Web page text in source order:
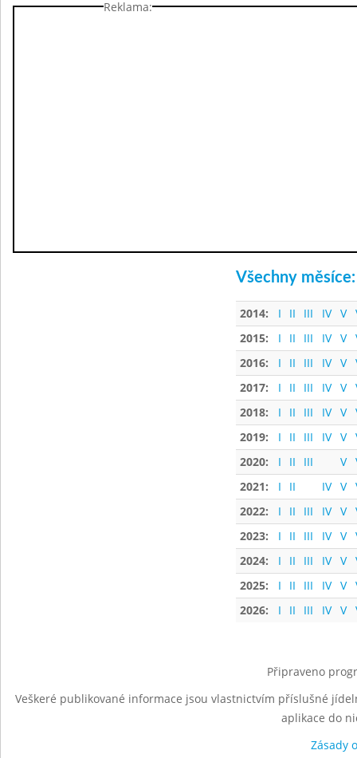
Reklama:
Všechny měsíce:
2014: I II III IV V
2015:
I II III IV V
2016:
I II III IV V
2017:
I II III IV V
2018:
I II III IV V
2019:
I II III IV V
2020:
I II III V
2021:
I II IV V
2022:
I II III IV V
2023:
I II III IV V
2024:
I II III IV V
2025:
I II III IV V
2026:
I II III IV V
Připraveno
Veškeré publikované informace jsou vlastnictvím příslušné
aplikace do
Zásady